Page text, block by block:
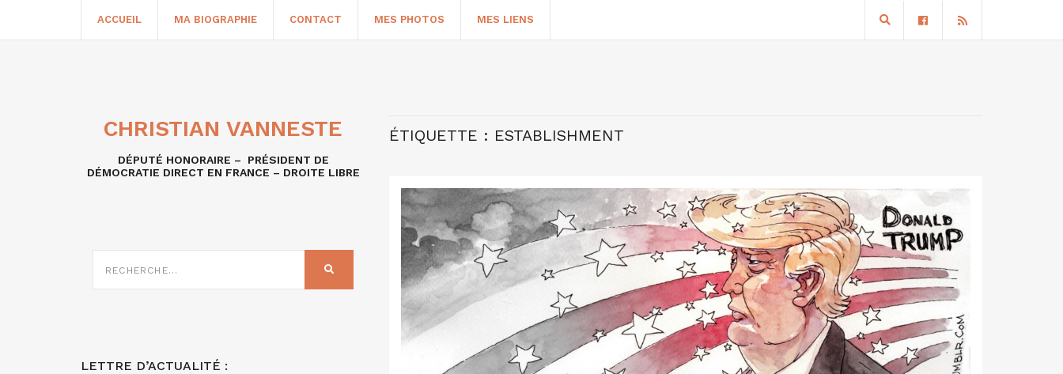
ACCUEIL MA BIOGRAPHIE CONTACT MES PHOTOS MES LIENS
ÉTIQUETTE : ESTABLISHMENT
CHRISTIAN VANNESTE
DÉPUTÉ HONORAIRE – PRÉSIDENT DE
DÉMOCRATIE DIRECT EN FRANCE – DROITE LIBRE
SUR
LETTRE D’ACTUALITÉ :